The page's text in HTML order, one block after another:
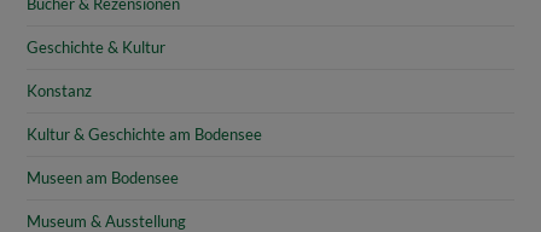
Geschichte & Kultur
Konstanz
Kultur & Geschichte am Bodensee
Museen am Bodensee
Museum & Ausstellung